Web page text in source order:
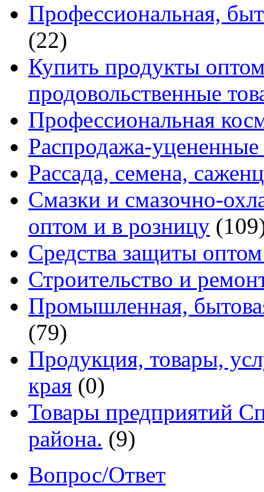
Профессиональная,
(22)
Купить продукты
продовольственные
Профессиональная
Распродажа-уцененные
Рассада, семена,
Смазки и смазочно-
оптом и в розницу
Средства защиты
Строительство и
Промышленная,
(79)
Продукция, товары,
края (0)
Товары предприятий
района. (9)
Вопрос/Ответ